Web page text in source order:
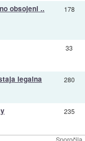
Sporočila
obsojeni .. 178
33
legalna 280
235